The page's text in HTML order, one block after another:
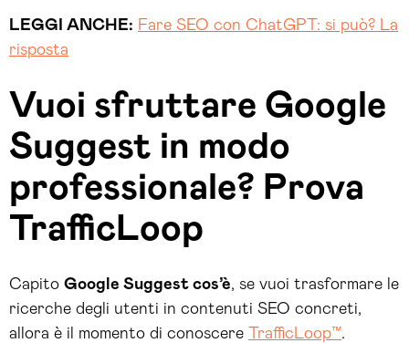
LEGGI ANCHE: Fare SEO con ChatGPT: si può? La
risposta
Vuoi sfruttare Google
Suggest in modo
professionale? Prova
TrafficLoop
Capito Google Suggest cos’è, se vuoi trasformare le
ricerche degli utenti in contenuti SEO concreti,
allora è il momento di conoscere TrafficLoop™.